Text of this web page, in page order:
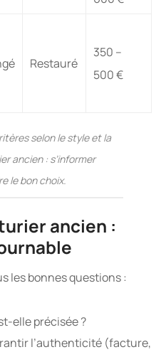
Restauré
350 –
500 €
selon le style et la
ancien : s’informer
le bon choix.
ancien :
les bonnes questions :
elle précisée ?
l’authenticité (facture,